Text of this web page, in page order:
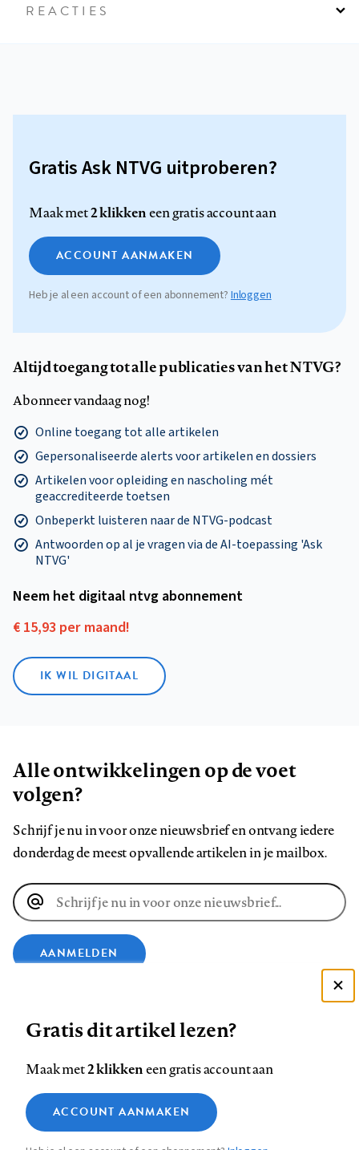
REACTIES
Gratis Ask NTVG uitproberen?
Maak met2 klikkeneen gratis account aan
ACCOUNT AANMAKEN
Heb je al een account of een abonnement?Inloggen
Altijd toegang tot alle publicaties van het NTVG?
Abonneer vandaag nog!
Online toegang tot alle artikelen
Gepersonaliseerde alerts voor artikelen en dossiers
Artikelen voor opleiding en nascholing mét
geaccrediteerde toetsen
Onbeperkt luisteren naar de NTVG-podcast
Antwoorden op al je vragen via de AI-toepassing 'Ask
NTVG'
Neem het digitaal ntvg abonnement
€ 15,93 per maand!
IK WIL DIGITAAL
Alle ontwikkelingen op de voet
volgen?
Schrijf je nu in voor onze nieuwsbrief en ontvang iedere
donderdag de meest opvallende artikelen in je mailbox.
E-
mailadres
AANMELDEN
op
Facebook
op
LinkedIn
op
Bluesky
ons
op
InstagramYouTube
Footer
Contact Colofon Disclaimer Privacy
Medische vragen verdienen
betrouwbare antwoorden
Zie onze cookie policy
Analytische cookies
Gratis dit artikel lezen?
Maak met2 klikkeneen gratis account aan
ACCOUNT AANMAKEN